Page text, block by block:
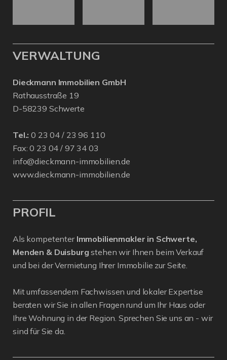
VERWALTUNG
Dieckmann Immobilien GmbH
Rathausstraße 19
D-58239 Schwerte
Tel.: 0 23 04 / 23 96 110
Fax: 0 23 04 / 97 34 03
info@dieckmann-immobilien.de
www.dieckmann-immobilien.de
PROFIL
Als kompetenter Immobilienmakler in Schwerte,
Menden & Duisburg stehen wir Ihnen beim Verkauf
und bei der Vermietung Ihrer Immobilie zur Seite.
Mit umfassendem Fachwissen und lokaler Expertise
beraten wir Sie in allen Fragen rund um Ihr Haus oder
Ihre Wohnung in der Region. Sprechen Sie uns an - wir
sind für Sie da.